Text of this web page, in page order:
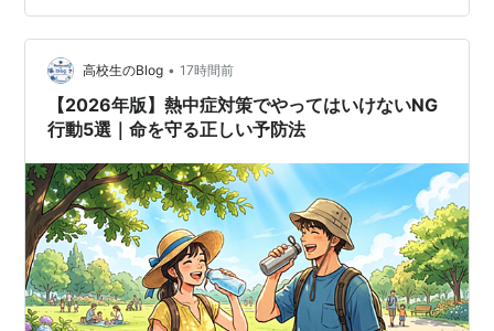
でなく室内でも熱中症になる人が増えています。 熱中症
とは 熱中症の主な原因 気温・湿度の上昇 水分・塩分不
足 激しい運動や作業 エアコンを使…
高校生のBlog • 17時間前
【2026年版】熱中症対策でやってはいけないNG
行動5選｜命を守る正しい予防法